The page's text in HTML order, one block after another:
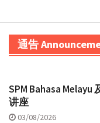
通告
SPM Bahasa
讲座
03/08/2026